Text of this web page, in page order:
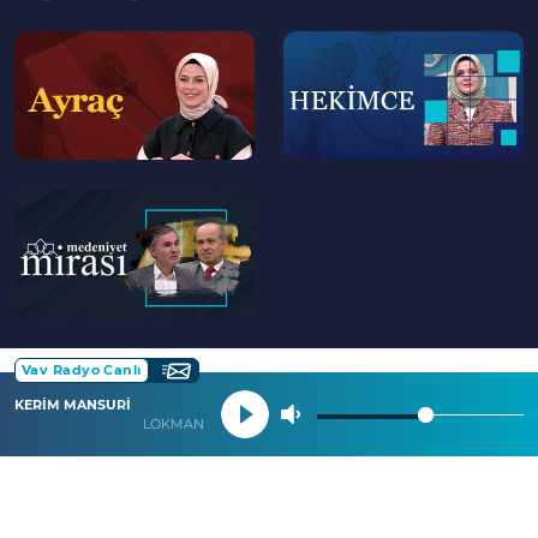
39:30Maide Suresi'nde Geçen "Şeairullah"
Kelimesi Ne Anlama Gelir?
42:00Kur'an'da Bahsedilen "Haram Aylar"
Hangileridir?
Bağlayıcılığa Sahip?
54:00Kur'an'da Yer Alan Bireysel ve Toplumsal
Ahlakı Düzenleyici İlkeler
Kur'an'da İyiliği ve Takvayı Emreden
Ayetler
01:07:00Kur'ani İlkeler Işığında Toplumsal Barış
Nasıl Sağlanabilir?
01:09:00Kur'an'da İyiliği ve Takvayı Emreden
--
--
KERİM MANSURİ
LOKMAN SURESİ 31 İLA 34. AYETLER
Vav Radyo Canlı